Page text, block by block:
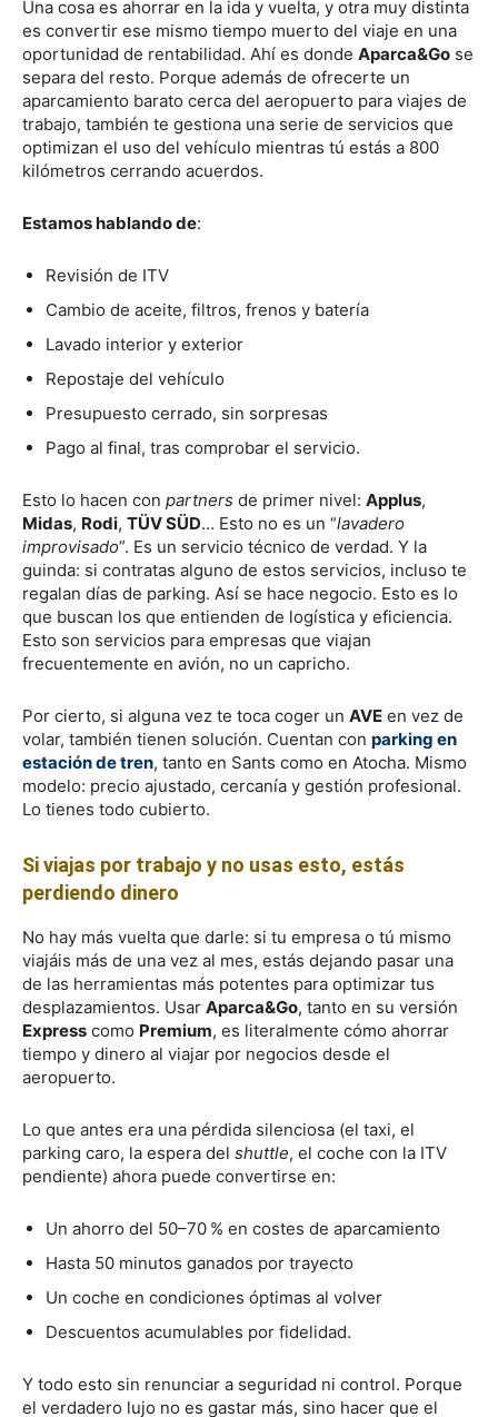
Una cosa es ahorrar en la ida y vuelta, y otra muy distinta
es convertir ese mismo tiempo muerto del viaje en una
oportunidad de rentabilidad. Ahí es donde Aparca&Go se
separa del resto. Porque además de ofrecerte un
aparcamiento barato cerca del aeropuerto para viajes de
trabajo, también te gestiona una serie de servicios que
optimizan el uso del vehículo mientras tú estás a 800
kilómetros cerrando acuerdos.
Estamos hablando de:
Revisión de ITV
Cambio de aceite, filtros, frenos y batería
Lavado interior y exterior
Repostaje del vehículo
Presupuesto cerrado, sin sorpresas
Pago al final, tras comprobar el servicio.
Esto lo hacen con partners de primer nivel: Applus,
Midas, Rodi, TÜV SÜD… Esto no es un “lavadero
improvisado”. Es un servicio técnico de verdad. Y la
guinda: si contratas alguno de estos servicios, incluso te
regalan días de parking. Así se hace negocio. Esto es lo
que buscan los que entienden de logística y eficiencia.
Esto son servicios para empresas que viajan
frecuentemente en avión, no un capricho.
Por cierto, si alguna vez te toca coger un AVE en vez de
volar, también tienen solución. Cuentan con parking en
estación de tren, tanto en Sants como en Atocha. Mismo
modelo: precio ajustado, cercanía y gestión profesional.
Lo tienes todo cubierto.
Si viajas por trabajo y no usas esto, estás
perdiendo dinero
No hay más vuelta que darle: si tu empresa o tú mismo
viajáis más de una vez al mes, estás dejando pasar una
de las herramientas más potentes para optimizar tus
desplazamientos. Usar Aparca&Go, tanto en su versión
Express como Premium, es literalmente cómo ahorrar
tiempo y dinero al viajar por negocios desde el
aeropuerto.
Lo que antes era una pérdida silenciosa (el taxi, el
parking caro, la espera del shuttle, el coche con la ITV
pendiente) ahora puede convertirse en:
Un ahorro del 50–70 % en costes de aparcamiento
Hasta 50 minutos ganados por trayecto
Un coche en condiciones óptimas al volver
Descuentos acumulables por fidelidad.
Y todo esto sin renunciar a seguridad ni control. Porque
el verdadero lujo no es gastar más, sino hacer que el